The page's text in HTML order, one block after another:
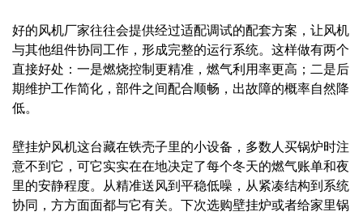
好的风机厂家往往会提供经过适配调试的配套方案，让风机
与其他组件协同工作，形成完整的运行系统。这样做有两个
直接好处：一是燃烧控制更精准，燃气利用率更高；二是后
期维护工作简化，部件之间配合顺畅，出故障的概率自然降
低。
壁挂炉风机这台藏在铁壳子里的小设备，多数人买锅炉时注
意不到它，可它实实在在地决定了每个冬天的燃气账单和夜
里的安静程度。从精准送风到平稳低噪，从紧凑结构到系统
协同，方方面面都与它有关。下次选购壁挂炉或者给家里锅